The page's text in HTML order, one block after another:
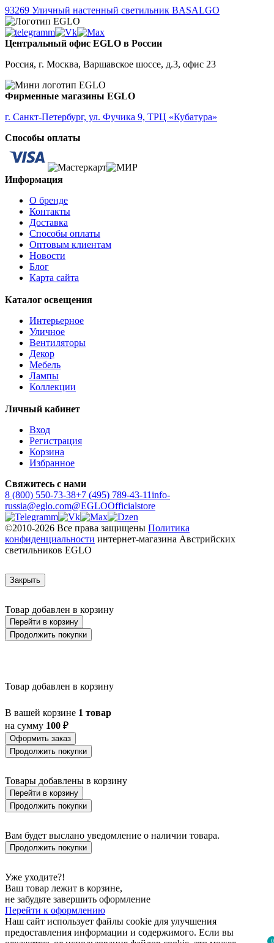
0
93269 Уличный настенный светильник BASALGO
Центральный офис EGLO в России
Россия, г. Москва, Варшавское шоссе, д.3, офис 23
Фирменные магазины EGLO
г. Санкт-Петербург, ул. Фучика 9, ТРЦ «Кубатура»
Способы оплаты
Информация
О бренде
Контакты
Доставка
Способы оплаты
Оптовым клиентам
Новости
Блог
Карта сайта
Каталог освещения
Интерьерное
Уличное
Вентиляторы
Декор
Мебель
Лампы
Коллекции
Личный кабинет
Вход
Регистрация
Корзина
Избранное
Свяжитесь с нами
8 (800) 550-73-38+7 (495) 789-43-11info-
russia@eglo.com@EGLOOfficialstore
©2010-2026 Все права защищены Политика
конфиденциальности интернет-магазина Австрийских
светильников EGLO
Закрыть
Товар добавлен в корзину
Перейти в корзину
Продолжить покупки
Товар добавлен в корзину
В вашей корзине 1 товар
на сумму 100 ₽
Оформить заказ
Продолжить покупки
Товары добавлены в корзину
Перейти в корзину
Продолжить покупки
Вам будет выслано уведомление о наличии товара.
Продолжить покупки
Уже уходите?!
Ваш товар лежит в корзине,
не забудьте завершить оформление
Перейти к оформлению
Наш сайт использует файлы cookie для улучшения
предоставления информации и содержимого. Если вы